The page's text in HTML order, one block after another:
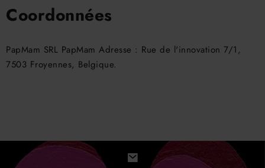
Coordonnées
PapMam SRL PapMam Adresse : Rue de l'innovation 7/1,
7503 Froyennes, Belgique.